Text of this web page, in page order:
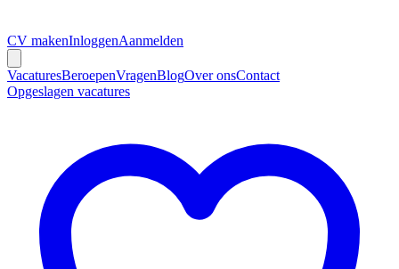
CV makenInloggenAanmelden
VacaturesBeroepenVragenBlogOver onsContact
Opgeslagen vacatures